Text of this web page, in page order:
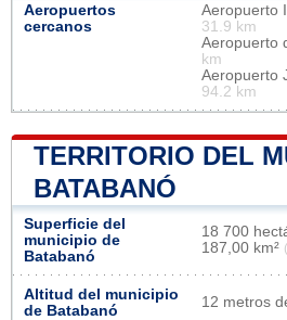
Aeropuertos
cercanos
Aeropuerto
31.9 km
Aeropuerto
km
Aeropuerto
94.2 km
TERRITORIO DEL
BATABANÓ
Superficie del
municipio de
Batabanó
18 700
187,00 km²
Altitud del municipio
de Batabanó
12 metros